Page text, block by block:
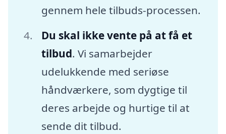
gennem hele tilbuds-processen.
Du skal ikke vente på at få et
tilbud. Vi samarbejder
udelukkende med seriøse
håndværkere, som dygtige til
deres arbejde og hurtige til at
sende dit tilbud.